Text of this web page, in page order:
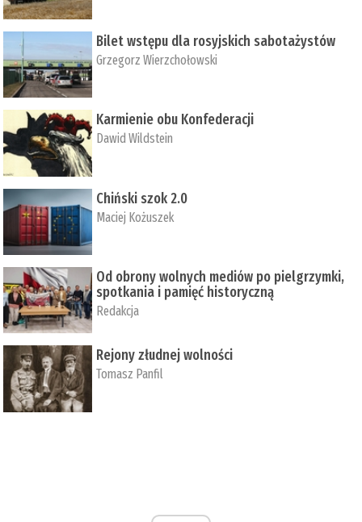
Bilet wstępu dla rosyjskich sabotażystów
Grzegorz Wierzchołowski
Karmienie obu Konfederacji
Dawid Wildstein
Chiński szok 2.0
Maciej Kożuszek
Od obrony wolnych mediów po pielgrzymki,
spotkania i pamięć historyczną
Redakcja
Rejony złudnej wolności
Tomasz Panfil